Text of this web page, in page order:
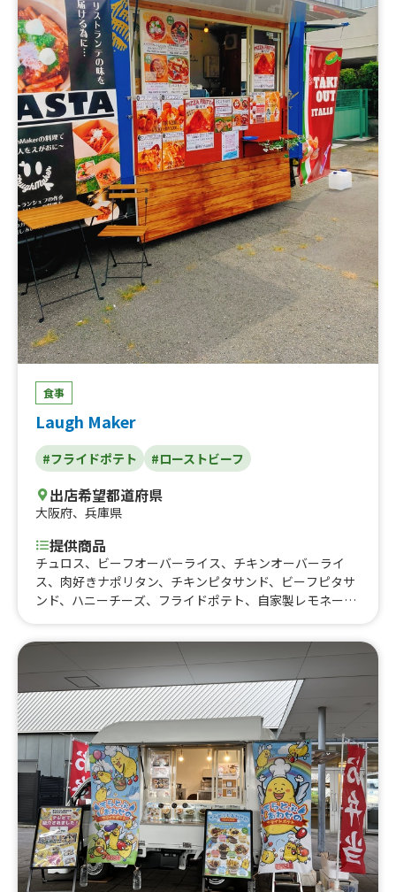
ポテト、ボロネーゼポテト、ガリバタポテト、プレーンポ
テト、ワカモレ（アボカドディップ）ポテト、和風だし醬
油の明太マヨポテト、ナンピザ、レモンチェロソーダ割、
ノンアルコールレモンビール、コロナビール、ミルクティ
かき氷、キャラメルミルクティ氷、黒糖ミルクティかき
氷、生絞りレモネードのかき氷、サウダージブルーハワイ
＊天然色素使用、マンゴーミルクかき氷、苺ミルクかき
氷、果実が入ったマンゴーミルクかき氷、ライスバーガー
（豚肉生姜焼き）、ライスバーガー（チキン南蛮）、レモ
ネード（他・ジンジャー・マンゴー）
食事
Laugh Maker
#フライドポテト #ローストビーフ
出店希望都道府県
大阪府、 兵庫県
提供商品
チュロス、ビーフオーバーライス、チキンオーバーライ
ス、肉好きナポリタン、チキンピタサンド、ビーフピタサ
ンド、ハニーチーズ、フライドポテト、自家製レモネー